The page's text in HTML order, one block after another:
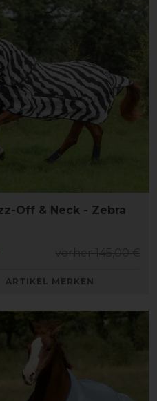
Off & Neck - Zebra
ARTIKEL MERKEN